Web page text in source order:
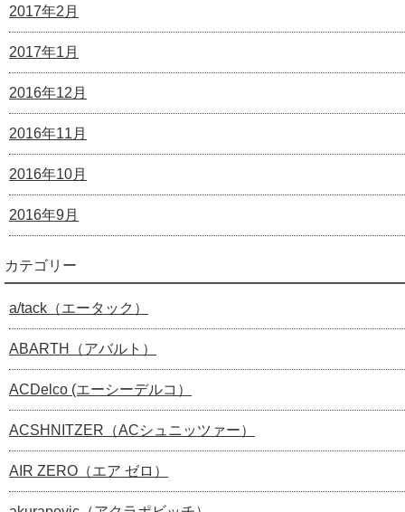
2017年2月
2017年1月
2016年12月
2016年11月
2016年10月
2016年9月
カテゴリー
a/tack（エータック）
ABARTH（アバルト）
ACDelco (エーシーデルコ）
ACSHNITZER（ACシュニッツァー）
AIR ZERO（エア ゼロ）